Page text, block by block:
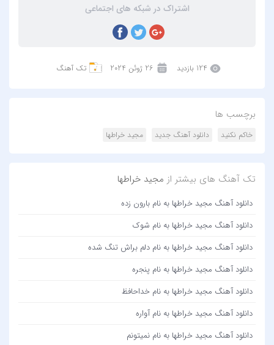
اشتراک در شبکه های اجتماعی
124 بازدید 26 ژوئن 2024 تک آهنگ
برچسب ها
خاکم نکنید دانلود آهنگ جدید مجید خراطها
تک آهنگ های بیشتر از مجید خراطها
دانلود آهنگ مجید خراطها به نام بارون زده
دانلود آهنگ مجید خراطها به نام شوک
دانلود آهنگ مجید خراطها به نام دلم براش تنگ شده
دانلود آهنگ مجید خراطها به نام پنجره
دانلود آهنگ مجید خراطها به نام خداحافظ
دانلود آهنگ مجید خراطها به نام آواره
دانلود آهنگ مجید خراطها به نام نمیتونم